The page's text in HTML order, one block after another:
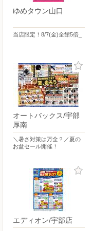
ゆめタウン山口
当店限定！8/7(金)全館5倍_
オートバックス/宇部
厚南
＼暑さ対策は万全？／夏の
お盆セール開催！
エディオン/宇部店